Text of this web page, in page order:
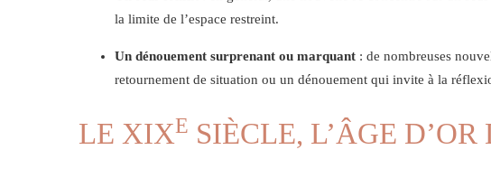
la limite de l’espace restreint.
Un dénouement surprenant ou marquant : de nombreuses
retournement de situation ou un dénouement qui invite à la
LE XIXE SIÈCLE, L’ÂGE